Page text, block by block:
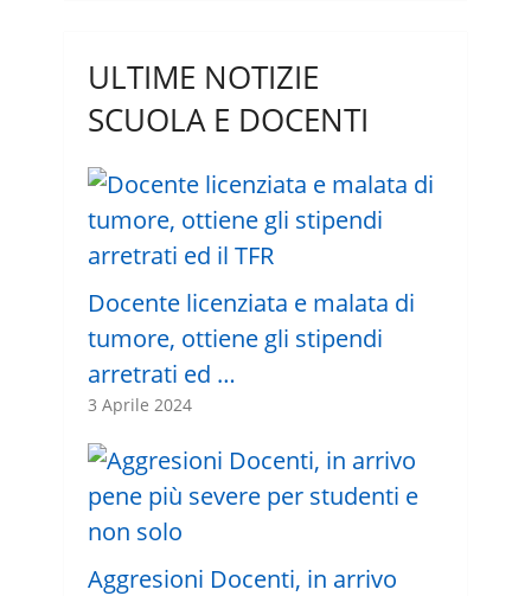
ULTIME NOTIZIE
SCUOLA E DOCENTI
Docente licenziata e malata di
tumore, ottiene gli stipendi
arretrati ed …
3 Aprile 2024
Aggresioni Docenti, in arrivo